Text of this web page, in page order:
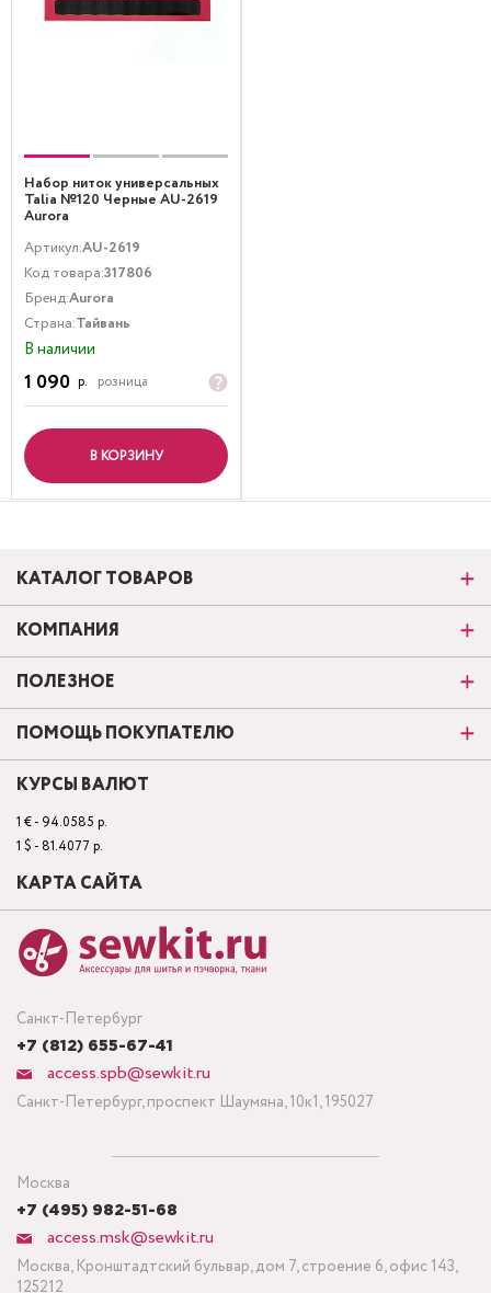
Набор ниток универсальных
Talia №120 Черные AU-2619
Aurora
Артикул:AU-2619
Код товара:317806
Бренд:Aurora
Страна:Тайвань
В наличии
1 090 р. розница
В КОРЗИНУ
Санкт-Петербург
+7 (812) 655-67-41
access.spb@sewkit.ru
Санкт-Петербург, проспект Шаумяна, 10к1, 195027
Москва
+7 (495) 982-51-68
access.msk@sewkit.ru
Москва, Кронштадтский бульвар, дом 7, строение 6, офис 143,
125212
КАТАЛОГ ТОВАРОВ
КОМПАНИЯ
ПОЛЕЗНОЕ
ПОМОЩЬ ПОКУПАТЕЛЮ
КУРСЫ ВАЛЮТ
1 € - 94.0585 р.
1 $ - 81.4077 р.
КАРТА САЙТА